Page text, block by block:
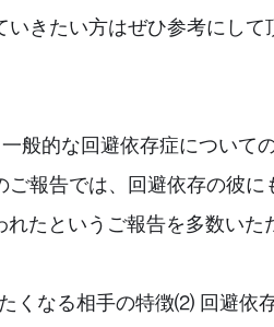
きたい方はぜひ参考にして
般的な回避依存症について
報告では、回避依存の彼に
れたというご報告を多数いた
くなる相手の特徴⑵ 回避依